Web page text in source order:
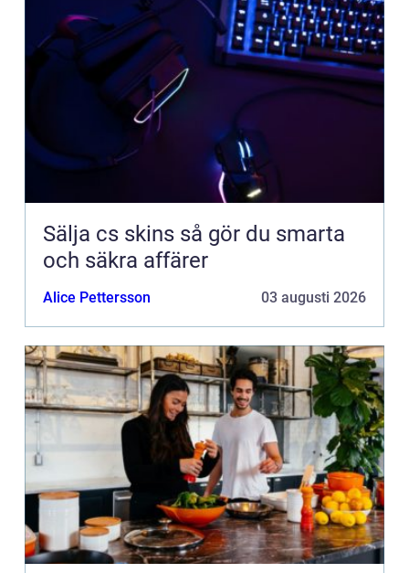
Sälja cs skins så gör du smarta
och säkra affärer
Alice Pettersson 03 augusti 2026